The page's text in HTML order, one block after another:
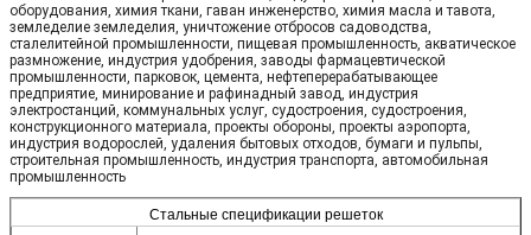
оборудования, химия ткани, гаван инженерство, химия масла и тавота,
земледелие земледелия, уничтожение отбросов садоводства,
сталелитейной промышленности, пищевая промышленность, акватическое
размножение, индустрия удобрения, заводы фармацевтической
промышленности, парковок, цемента, нефтеперерабатывающее
предприятие, минирование и рафинадный завод, индустрия
электростанций, коммунальных услуг, судостроения, судостроения,
конструкционного материала, проекты обороны, проекты аэропорта,
индустрия водорослей, удаления бытовых отходов, бумаги и пульпы,
строительная промышленность, индустрия транспорта, автомобильная
промышленность
Стальные спецификации решеток